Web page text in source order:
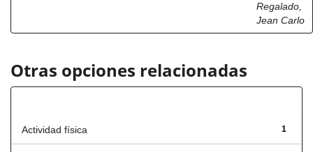
Regalado,
Jean Carlo
Otras opciones relacionadas
1
Actividad física